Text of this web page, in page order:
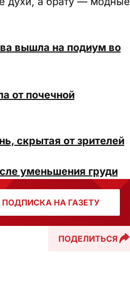
вышла на подиум во
от почечной
скрытая от зрителей
уменьшения груди
ПОДПИСКА НА ГАЗЕТУ
ПОДЕЛИТЬСЯ